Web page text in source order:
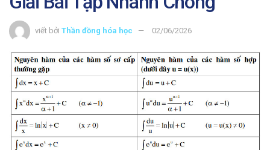
viết bởi Thần đồng hóa học 02/06/2026